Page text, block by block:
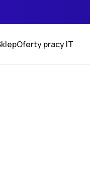
Oferty pracy IT